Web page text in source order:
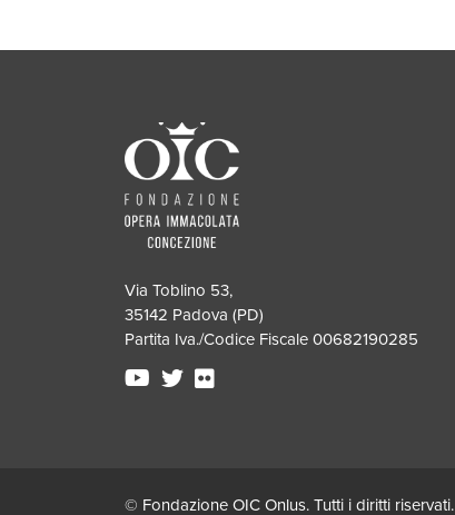
Via Toblino 53,
35142 Padova (PD)
Partita Iva./Codice Fiscale 00682190285
© Fondazione OIC Onlus. Tutti i diritti riservati.